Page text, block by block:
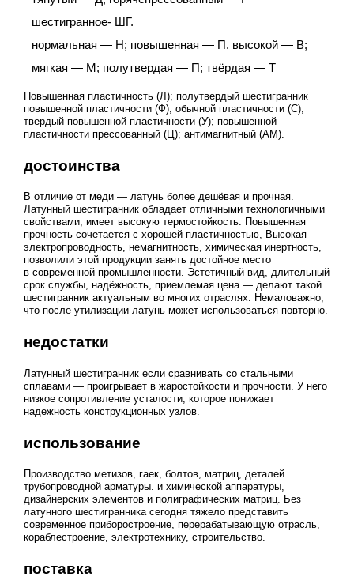
шестигранное- ШГ.
нормальная — Н; повышенная — П. высокой — В;
мягкая — М; полутвердая — П; твёрдая — Т
Повышенная пластичность (Л); полутвердый шестигранник
повышенной пластичности (Ф); обычной пластичности (С);
твердый повышенной пластичности (У); повышенной
пластичности прессованный (Ц); антимагнитный (АМ).
достоинства
В отличие от меди — латунь более дешёвая и прочная.
Латунный шестигранник обладает отличными технологичными
свойствами, имеет высокую термостойкость. Повышенная
прочность сочетается с хорошей пластичностью, Высокая
электропроводность, немагнитность, химическая инертность,
позволили этой продукции занять достойное место
в современной промышленности. Эстетичный вид, длительный
срок службы, надёжность, приемлемая цена — делают такой
шестигранник актуальным во многих отраслях. Немаловажно,
что после утилизации латунь может использоваться повторно.
недостатки
Латунный шестигранник если сравнивать со стальными
сплавами — проигрывает в жаростойкости и прочности. У него
низкое сопротивление усталости, которое понижает
надежность конструкционных узлов.
использование
Производство метизов, гаек, болтов, матриц, деталей
трубопроводной арматуры. и химической аппаратуры,
дизайнерских элементов и полиграфических матриц. Без
латунного шестигранника сегодня тяжело представить
современное приборостроение, перерабатывающую отрасль,
кораблестроение, электротехнику, строительство.
поставка